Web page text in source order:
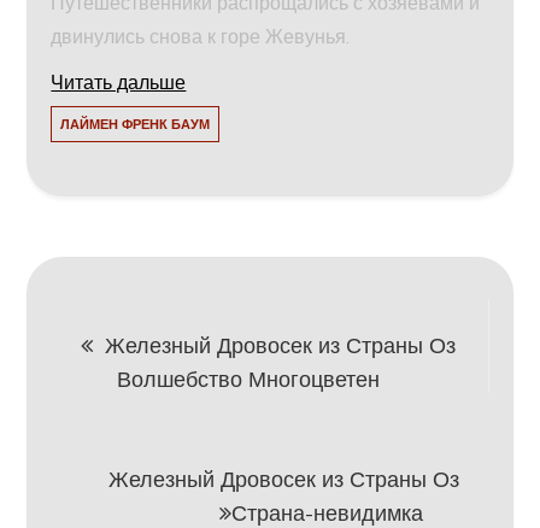
двинулись снова к горе Жевунья.
Читать дальше
ЛАЙМЕН ФРЕНК БАУМ
Навигация
записям
Железный Дровосек из Страны Оз
Волшебство Многоцветен
Железный Дровосек из Страны Оз
Страна-невидимка